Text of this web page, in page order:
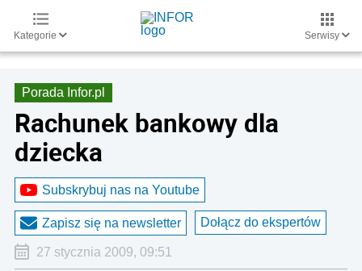
Kategorie Serwisy
Porada Infor.pl
Rachunek bankowy dla
dziecka
Subskrybuj nas na Youtube
Zapisz się na newsletter Dołącz do ekspertów
27 stycznia 2009, 09:51